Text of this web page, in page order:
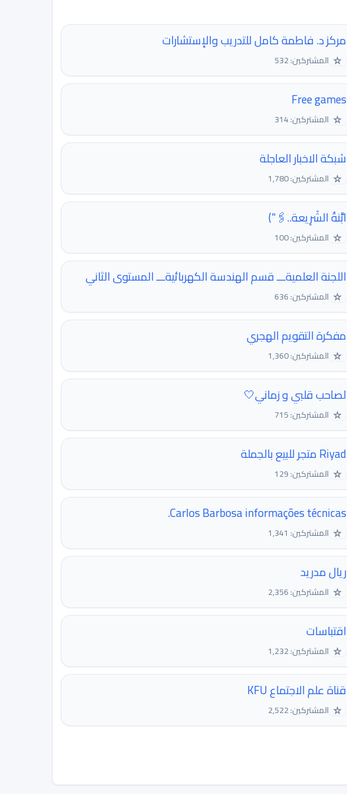
مركز د. فاطمة كامل للتدريب والإستشارات
☆ المشتركين: 532
Free games
☆ المشتركين: 314
شبكة الاخبار العاجلة
☆ المشتركين: 1,780
ابَّنةُ الشَرِيعة..🖇️")
☆ المشتركين: 100
اللجنة العلميةـــ قسم الهندسة الكهربائيةـــ المستوى الثاني
☆ المشتركين: 636
مفكرة التقويم الهجري
☆ المشتركين: 1,360
لصاحب قلبي و زماني🤍
☆ المشتركين: 715
Riyad متجر للبيع بالجملة
☆ المشتركين: 129
Carlos Barbosa informações técnicas.
☆ المشتركين: 1,341
ريال مدريد
☆ المشتركين: 2,356
اقتباسات
☆ المشتركين: 1,232
قناة علم الاجتماع KFU
☆ المشتركين: 2,522